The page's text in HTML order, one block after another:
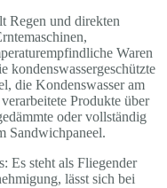
Regen und direkten
Waren
kondenswassergeschützte
die Kondenswasser am
Produkte über
oder vollständig
Sandwichpaneel.
Es steht als Fliegender
lässt sich bei